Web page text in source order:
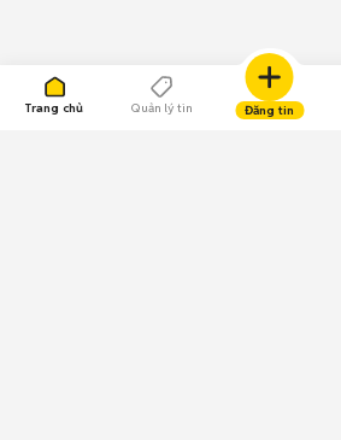
Trang chủ Quản lý tin Đăng tin